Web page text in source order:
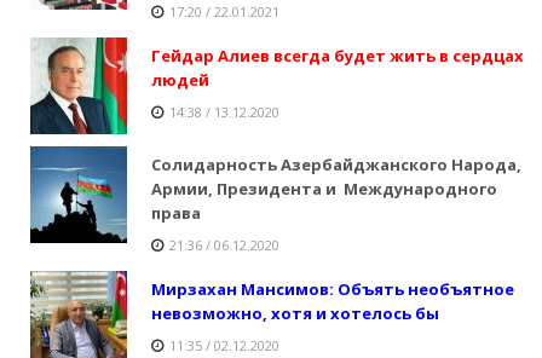
17:20 / 22.01.2021
Гейдар Алиев всегда будет жить в сердцах
людей
14:38 / 13.12.2020
Солидарность Азербайджанского Народа,
Армии, Президента и Международного
права
21:36 / 06.12.2020
Мирзахан Мансимов: Объять необъятное
невозможно, хотя и хотелось бы
11:35 / 02.12.2020